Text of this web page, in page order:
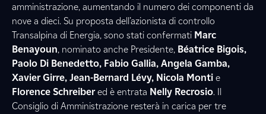
amministrazione, aumentando il numero dei componenti da
nove a dieci. Su proposta dell’azionista di controllo
Transalpina di Energia, sono stati confermati Marc
Benayoun, nominato anche Presidente, Béatrice Bigois,
Paolo Di Benedetto, Fabio Gallia, Angela Gamba,
Xavier Girre, Jean-Bernard Lévy, Nicola Monti e
Florence Schreibered è entrata Nelly Recrosio. Il
Consiglio di Amministrazione resterà in carica per tre